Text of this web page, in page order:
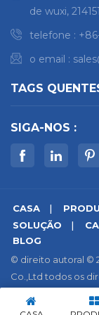
de wuxi,
telefone :
o email :
TAGS
SIGA-NOS :
CASA
SOLUÇÃO
BLOG
© direito autoral ©
Co.,Ltd todos os
Xml
IPv6 rede